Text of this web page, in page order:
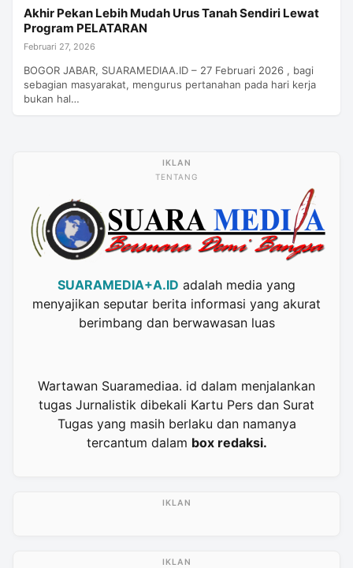
Akhir Pekan Lebih Mudah Urus Tanah Sendiri Lewat
Program PELATARAN
Februari 27, 2026
BOGOR JABAR, SUARAMEDIAA.ID – 27 Februari 2026 , bagi
sebagian masyarakat, mengurus pertanahan pada hari kerja
bukan hal…
TENTANG
SUARAMEDIA+A.ID adalah media yang
menyajikan seputar berita informasi yang akurat
berimbang dan berwawasan luas
Wartawan Suaramediaa. id dalam menjalankan
tugas Jurnalistik dibekali Kartu Pers dan Surat
Tugas yang masih berlaku dan namanya
tercantum dalam box redaksi.